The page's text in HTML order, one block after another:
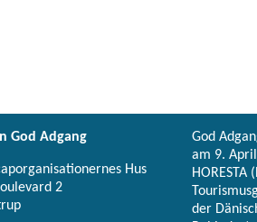
God Adgang
Hus
2
God
am 9.
der